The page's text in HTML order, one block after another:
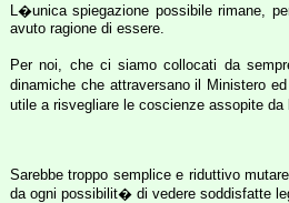
L�unica spiegazione possibile rimane,
avuto ragione di essere.
Per noi, che ci siamo collocati da
dinamiche che attraversano il
utile a risvegliare le coscienze assopite
Sarebbe troppo semplice e riduttivo
da ogni possibilit� di vedere soddisfatte